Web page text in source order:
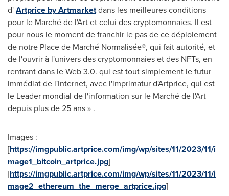
d'Artprice by Artmarketdans les meilleures conditions
pour le Marché de l'Art et celui des cryptomonnaies. Il est
pour nous le moment de franchir le pas de ce déploiement
de notre Place de Marché Normalisée®, qui fait autorité, et
de l'ouvrir à l'univers des cryptomonnaies et des NFTs, en
rentrant dans le Web 3.0. qui est tout simplement le futur
immédiat de l'Internet, avec l'imprimatur d'Artprice, qui est
le Leader mondial de l'information sur le Marché de l'Art
depuis plus de 25 ans » .
Images :
[https://imgpublic.artprice.com/img/wp/sites/11/2023/11/i
mage1_bitcoin_artprice.jpg]
[https://imgpublic.artprice.com/img/wp/sites/11/2023/11/i
mage2_ethereum_the_merge_artprice.jpg]